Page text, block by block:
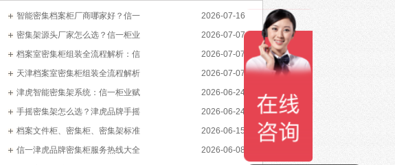
2026-07-16
智能密集档案柜厂商哪家好？信一
2026-07-07
密集架源头厂家怎么选？信一柜业
2026-07-07
档案室密集柜组装全流程解析：信
2026-07-07
天津档案室密集柜组装全流程解析
2026-06-24
津虎智能密集架系统：信一柜业赋
2026-06-24
手摇密集架怎么选？津虎品牌手摇
2026-06-15
档案文件柜、密集柜、密集架标准
2026-06-08
信一津虎品牌密集柜服务热线大全